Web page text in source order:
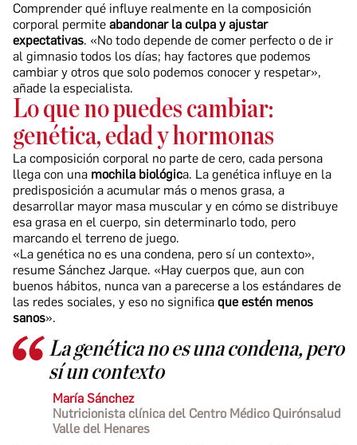
Comprender qué influye realmente en la composición
corporal permite abandonar la culpa y ajustar
expectativas. «No todo depende de comer perfecto o de ir
al gimnasio todos los días; hay factores que podemos
cambiar y otros que solo podemos conocer y respetar»,
añade la especialista.
Lo que no puedes cambiar:
genética, edad y hormonas
La composición corporal no parte de cero, cada persona
llega con una mochila biológica. La genética influye en la
predisposición a acumular más o menos grasa, a
desarrollar mayor masa muscular y en cómo se distribuye
esa grasa en el cuerpo, sin determinarlo todo, pero
marcando el terreno de juego.
«La genética no es una condena, pero sí un contexto»,
resume Sánchez Jarque. «Hay cuerpos que, aun con
buenos hábitos, nunca van a parecerse a los estándares de
las redes sociales, y eso no significa que estén menos
sanos».
La genética no es una condena, pero
sí un contexto
María Sánchez
Nutricionista clínica del Centro Médico Quirónsalud
Valle del Henares